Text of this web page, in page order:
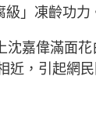
級」凍齡功力
沈嘉偉滿面花
近，引起網